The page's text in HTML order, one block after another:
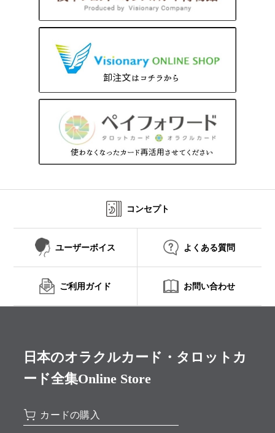
コンセプト
ユーザーボイス よくある質問
ご利用ガイド お問い合わせ
日本のオラクルカード・タロットカ
ード全集Online Store
カードの購入